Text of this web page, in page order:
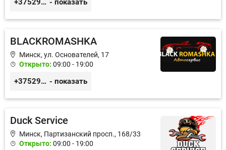
+375296606560 - показать
BLACKROMASHKA
Минск, ул. Основателей, 17
Открыто: 09:00 - 19:00
+375296651188 - показать
Duck Service
Минск, Партизанский просп., 168/33
Открыто: 09:00 - 19:00